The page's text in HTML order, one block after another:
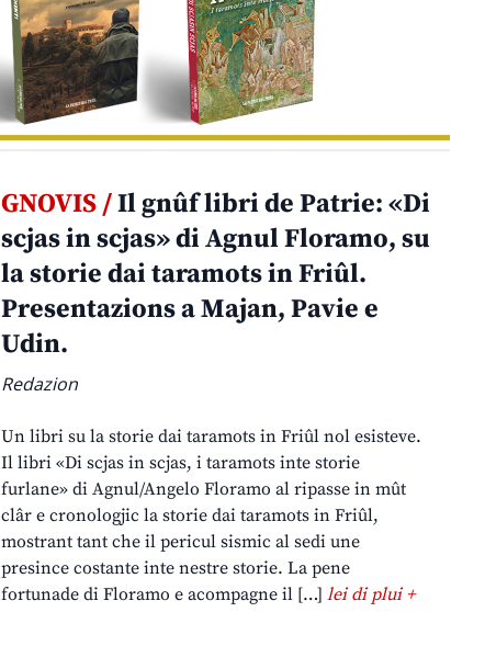
GNOVIS /Il gnûf libri de Patrie: «Di
scjas in scjas» di Agnul Floramo, su
la storie dai taramots in Friûl.
Presentazions a Majan, Pavie e
Udin.
Redazion
Un libri su la storie dai taramots in Friûl nol esisteve.
Il libri «Di scjas in scjas, i taramots inte storie
furlane» di Agnul/Angelo Floramo al ripasse in mût
clâr e cronologjic la storie dai taramots in Friûl,
mostrant tant che il pericul sismic al sedi une
presince costante inte nestre storie. La pene
fortunade di Floramo e acompagne il […]lei di plui +